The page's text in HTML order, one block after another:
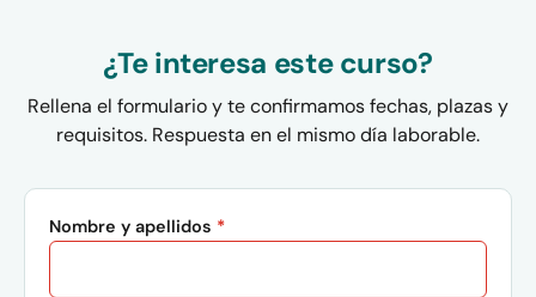
¿Te interesa este curso?
Rellena el formulario y te confirmamos fechas, plazas y
requisitos. Respuesta en el mismo día laborable.
Nombre y apellidos *